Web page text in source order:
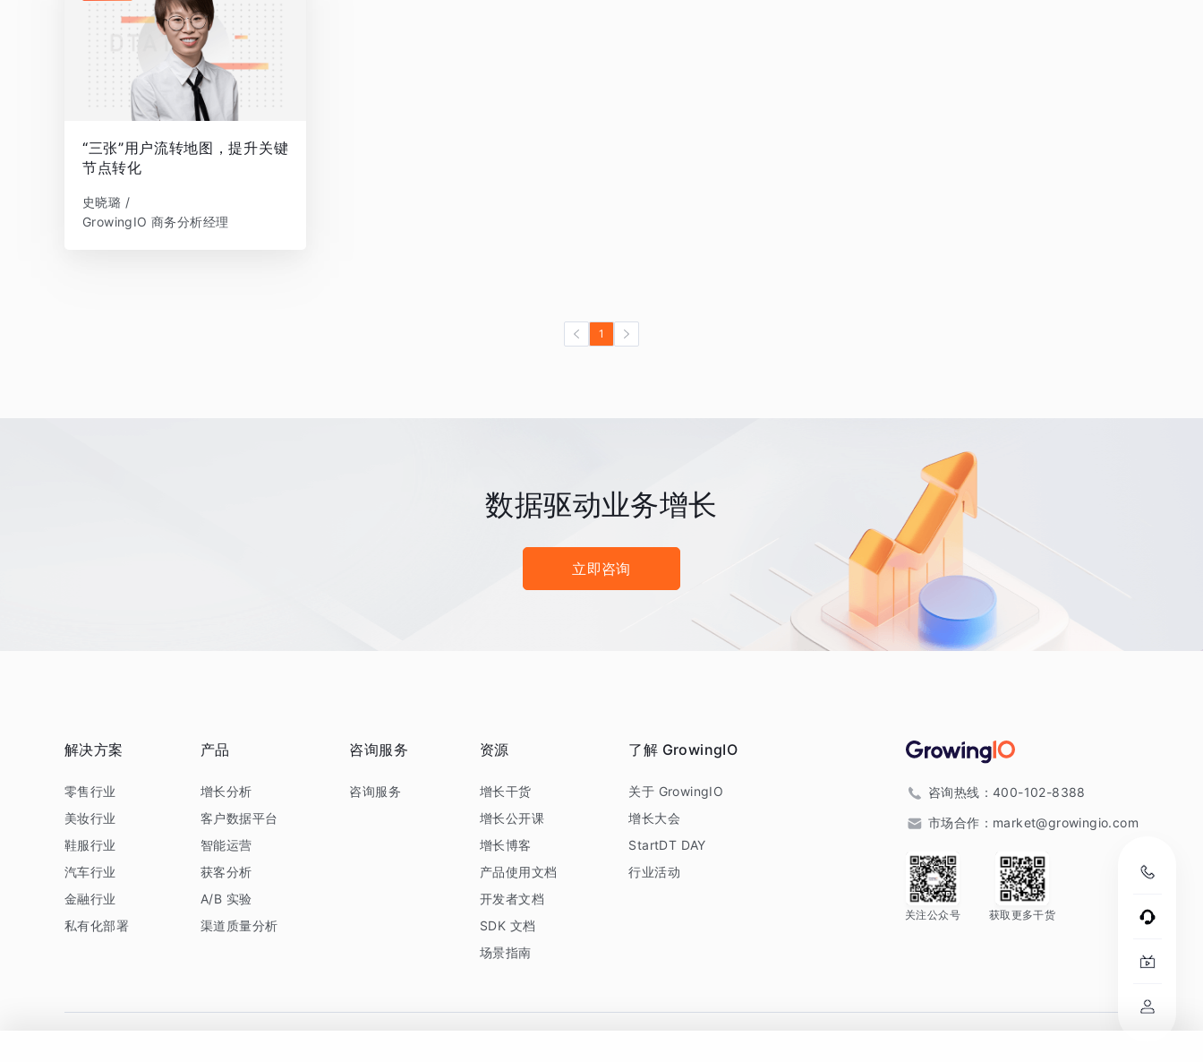
“三张”用户流转地图，提升关键
节点转化
史晓璐 /
GrowingIO 商务分析经理
1
数据驱动业务增长
立即咨询
解决方案
零售行业
美妆行业
鞋服行业
汽车行业
金融行业
私有化部署
产品
增长分析
客户数据平台
智能运营
获客分析
A/B 实验
渠道质量分析
咨询服务
咨询服务
资源
增长干货
增长公开课
增长博客
产品使用文档
开发者文档
SDK 文档
场景指南
了解 GrowingIO
关于 GrowingIO
增长大会
StartDT DAY
行业活动
咨询热线： 400-102-8388
市场合作： market@growingio.com
关注公众号 获取更多干货